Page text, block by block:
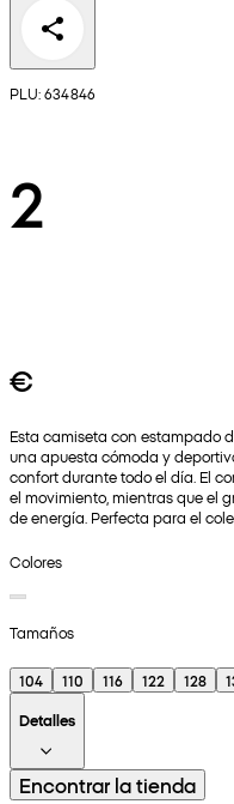
PLU: 634846
2
€
Esta camiseta con estampado
una apuesta cómoda y
confort durante todo el día. El
el movimiento, mientras que el
de energía. Perfecta para el
Colores
Tamaños
104 110 116 122 128
Detalles
Encontrar la tienda